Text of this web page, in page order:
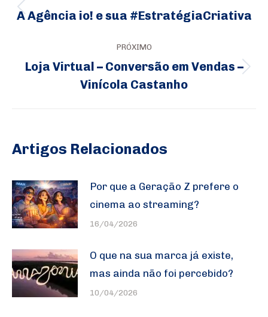
de
Post
A Agência io! e sua #EstratégiaCriativa
PRÓXIMO
Loja Virtual – Conversão em Vendas –
Vinícola Castanho
Artigos Relacionados
Por que a Geração Z prefere o
cinema ao streaming?
16/04/2026
O que na sua marca já existe,
mas ainda não foi percebido?
10/04/2026